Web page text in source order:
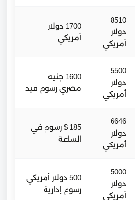
8510
دولار
أمريكي
1700 دولار
أمريكي
5500
دولار
أمريكي
1600 جنيه
مصري رسوم قيد
6646
دولار
أمريكي
185 $ رسوم في
الساعة
5000
دولار
أمريكي
500 دولار أمريكي
رسوم إدارية